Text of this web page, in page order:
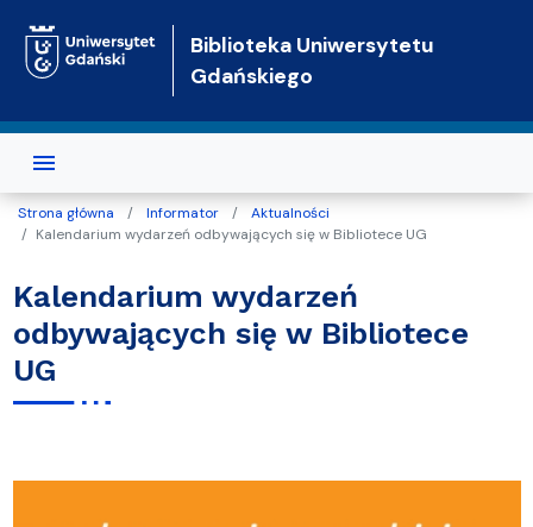
Biblioteka Uniwersytetu
Gdańskiego
Strona główna Informator
Aktualności
Kalendarium wydarzeń odbywających się w Bibliotece UG
Kalendarium wydarzeń
odbywających się w Bibliotece
UG